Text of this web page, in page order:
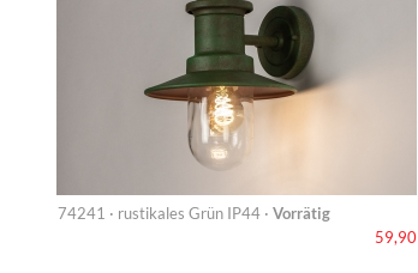
74241 · rustikales Grün IP44 · Vorrätig
59,90